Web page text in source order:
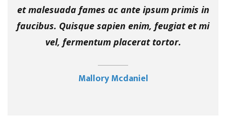
et malesuada fames ac ante ipsum primis in
faucibus. Quisque sapien enim, feugiat et mi
vel, fermentum placerat tortor.
Mallory Mcdaniel